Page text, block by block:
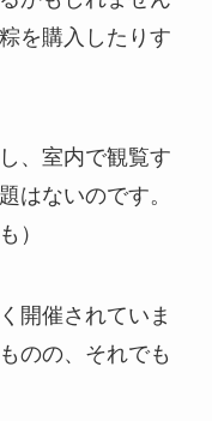
を購入したりす
、室内で観覧す
はないのです。
）
開催されていま
のの、それでも